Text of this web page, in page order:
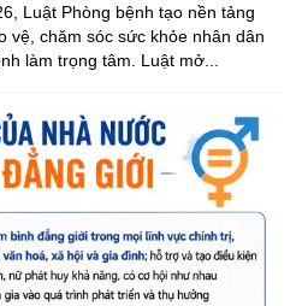
Luật Phòng bệnh tạo nền tảng
vệ, chăm sóc sức khỏe nhân dân
làm trọng tâm. Luật mở...